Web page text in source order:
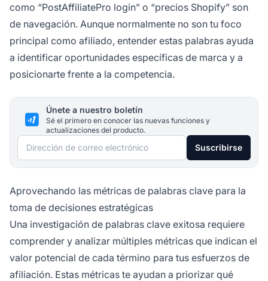
como “PostAffiliatePro login” o “precios Shopify” son
de navegación. Aunque normalmente no son tu foco
principal como afiliado, entender estas palabras ayuda
a identificar oportunidades específicas de marca y a
posicionarte frente a la competencia.
Únete a nuestro boletín
Sé el primero en conocer las nuevas funciones y
actualizaciones del producto.
Dirección de correo electrónico Suscribirse
Aprovechando las métricas de palabras clave para la
toma de decisiones estratégicas
Una investigación de palabras clave exitosa requiere
comprender y analizar múltiples métricas que indican el
valor potencial de cada término para tus esfuerzos de
afiliación. Estas métricas te ayudan a priorizar qué